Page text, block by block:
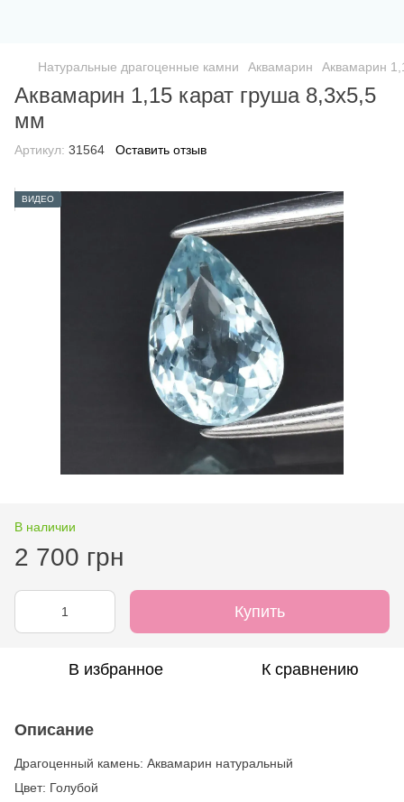
Натуральные драгоценные камни Аквамарин Аквамарин
Аквамарин 1,15 карат груша 8,3х5,5
мм
Артикул: 31564 Оставить отзыв
ВИДЕО
В наличии
2 700 грн
Купить
В избранное К сравнению
Описание
Драгоценный камень: Аквамарин натуральный
Цвет: Голубой